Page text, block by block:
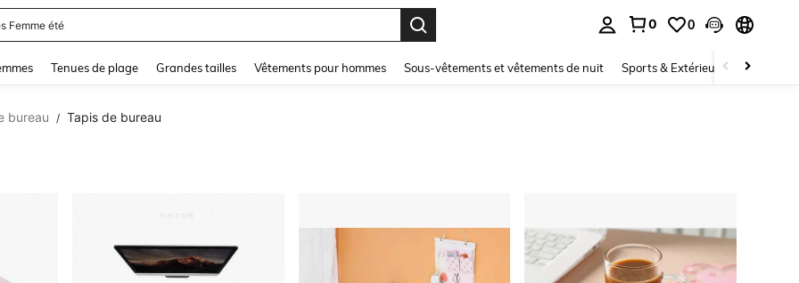
0 0
Tenues de plage Grandes tailles Vêtements pour hommes Sous-vêtements et vêtements de nuit Sports & Extérieur Enfants
bureau / Tapis de bureau